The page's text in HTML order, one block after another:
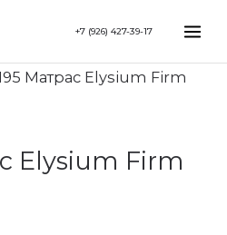
+7 (926) 427-39-17
Матрас Elysium Firm
Elysium Firm